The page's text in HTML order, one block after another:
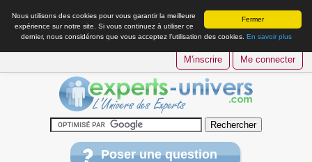
Fermer
Nous utilisons des cookies pour vous garantir la meilleure
expérience sur notre site. Si vous continuez à utiliser ce
dernier, nous considérons que vous acceptez l’utilisation des cookies. En savoir plus
M'inscrire Me connecter
Poser une question